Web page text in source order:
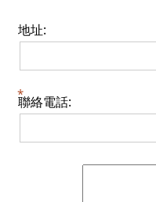
地址:
聯絡電話: